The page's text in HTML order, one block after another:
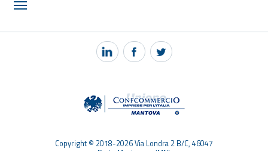
NOTIZIE
PEC MANTOVA MAIL
Copyright © 2018-2026 Via Londra 2 B/C, 46047